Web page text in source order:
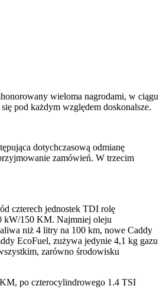
wieloma nagrodami, w ciągu
pod każdym względem doskonalsze.
dotychczasową odmianę
zamówień. W trzecim
czterech jednostek TDI rolę
kW/150 KM. Najmniej oleju
niż 4 litry na 100 km, nowe Caddy
EcoFuel, zużywa jedynie 4,1 kg gazu
zarówno środowisku
po czterocylindrowego 1.4 TSI